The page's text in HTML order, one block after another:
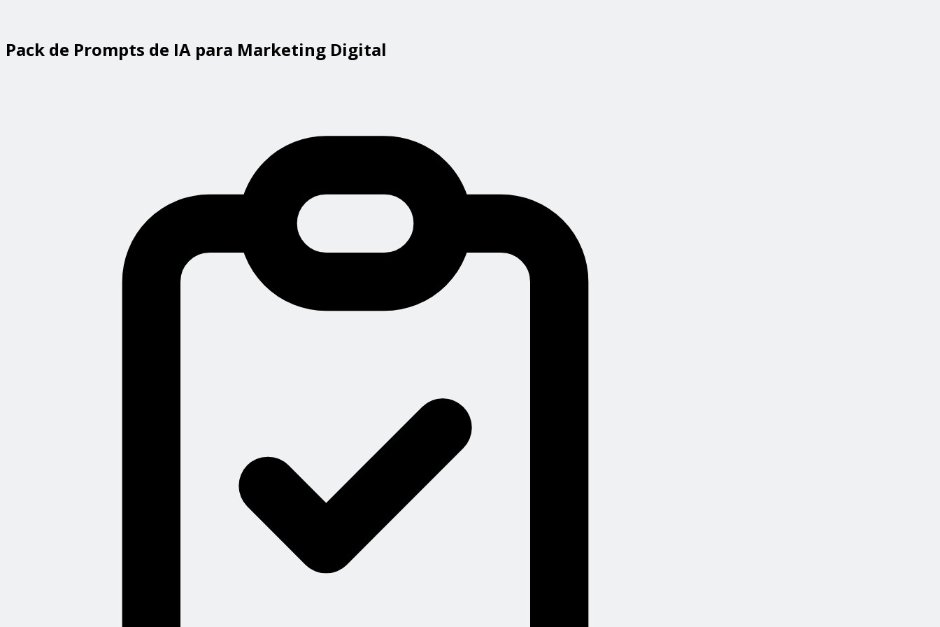
Pack de Prompts de IA para Marketing Digital